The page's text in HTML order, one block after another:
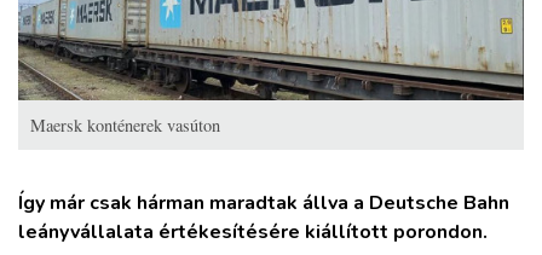
BLOG
ARCHÍVUM
WEBSHOP
Maersk konténerek vasúton
Így már csak hárman maradtak állva a Deutsche Bahn
leányvállalata értékesítésére kiállított porondon.